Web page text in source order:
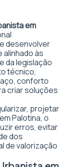
em
desenvolver
alinhado às
da legislação
técnico,
conforto
criar soluções
projetar
Palotina, o
erros, evitar
dos
de valorização